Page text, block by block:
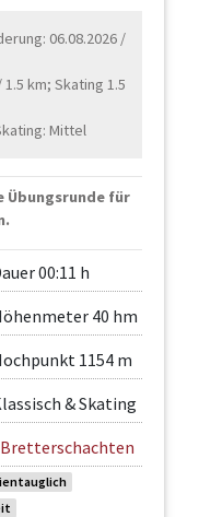
06.08.2026 /
km; Skating 1.5
Mittel
Übungsrunde für
00:11 h
40 hm
1154 m
& Skating
Bretterschachten